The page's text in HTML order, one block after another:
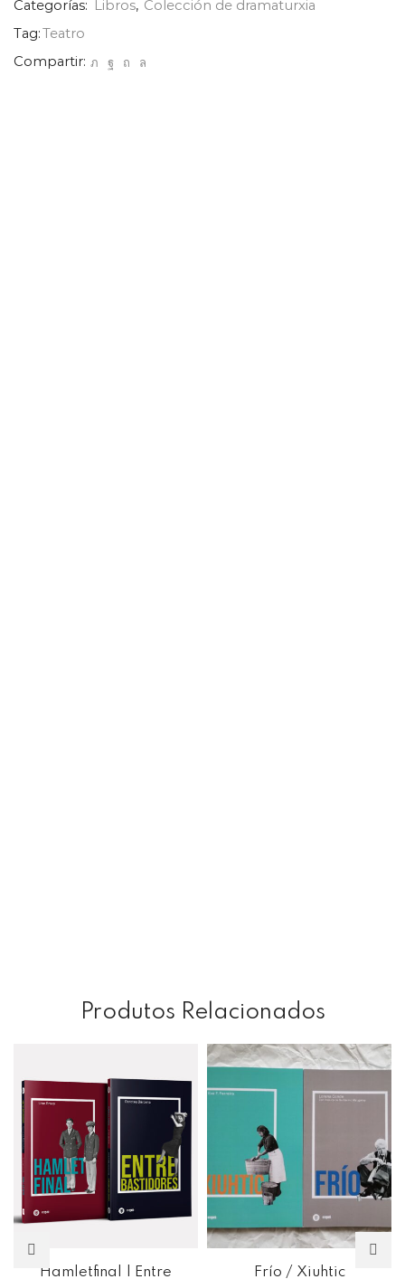
Categorías: Libros, Colección de dramaturxia
Tag:Teatro
Compartir:
Produtos Relacionados
Hamletfinal | Entre Frío / Xiuhtic